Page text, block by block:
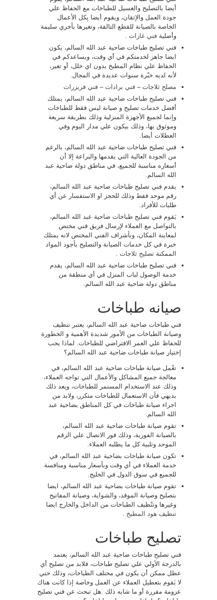
أيضا بالتصليح والغسيل للطباخات مع الحفاظ علي
جودة العمل والإتقان، ويقوم أيضا بِكل الأعمال
الخاصة بالصيانة للقطع التالفة، وتغيرها بأخري سليمة
وأصلية فني غازات .
فني تصليح طباخات ضاحية عبد الله السالم، يكون
ايضا جاهز لخدمتكم في أي وقت، ويساعدكم في
الحفاظ علي نظام المطبخ بدون اي خلل، أو تغير،
لأنه لديه خبْرة سنوات عديدة في المجال.
مصلح ثلاجات – فني برادات – فني فريزرات
فني تصليح طباخات ضاحية عبد الله السالم، يمتلك
أفضل خدمات تصليح و صيانة ليس فقط للطباخات
وإنما لجميع الأجهزة المنزلية وذلك بطريقة سريعة
وموثوق بها، وذلك بيكون علي مدار اليوم وفي
العطلات أيضا.
فني تصليح طباخات ضاحية عبد الله السالم، بالرغم
من الجودة العالية التي يقدمها والبراعة إلا أن
أسعاره مناسبة للجميع، في مناطق دولة ضاحية عبد
الله السالم.
يقدم فني تصليح طباخات ضاحية عبد الله السالم،
رقم موحد فقط وذلك للحجز او الاستفسار عن أي
طلبات للأفراد.
يَقوم فني تصليح طباخات ضاحية عبد الله السالم،
بالتواصل مع العملاء لإرسال فريق فني مختص
لمعاينة المكان، وبأشراف الفني المختص لانه يمتلك
خبرة في كل خدمات الصيانة والتصليح بأجود المواد
الممكنة تصليح ثلاجات .
فني تصليح طباخات ضاحية عبد الله السالم، يقدم
خدمة الوصول لباب المنزل في أي منطقة من
مناطق دولة ضاحية عبد الله السالم.
صيانه طباخات
فني طباخات ضاحية عبد الله السالم، يعتبر تنظيف
وصيانة الطباخات من الأمور شديدة الأهمية و الخطورة
للحفاظ علي العمر الافتراضي للطباخات. لماذا يجب
إختيار صيانة طباخات ضاحية عبد الله السالم؟
تعْمل صيانة طباخات ضاحية عبد الله السالم، في
معالجة جميع المشاكل والأعمال التي تواجه العملاء،
وذلك عند الاستخدام المستمر للطباخات، ويعد ذلك
بديهي فأن الاستعمال للطباخات متكرر، ولابد من
اجراء صيانة طباخات في كل المناطق بضاحية عبد
الله السالم.
تقوم صيانة طباخات ضاحية عبد الله السالم،
بالصيانة الفورية، وذلك فور الاتصال علي الرقم
الموحد وتلبية كل ما يطلبه العملاء.
تكون صيانة طباخات بضاحية عبد الله السالم، في
خدمة العملاء في أي وقت وبأسعار مناسبة ومنافسة
للجميع في سوق الدول في الخليج.
تقوم صيانة طباخات بضاحية عبد الله السالم، ايضا
بتصليح وصيانة الموقد، والشواية، وصيانة المفاتيح
وغيرها وتنْظيف الطباخات من الداخل والخارج ايضا
تنظيف هود المطبخ .
تصليح طباخات
فني تصليح طباخات ضاحية عبد الله السالم، يعتمد
بالدرجة الأولي علي تصليح طباخات، فلابد من تصليح أي
عطل ممكن أن يكون في مختلف الطباخات، وذلك حتي
لا يَقوم بتعطيل العملاء عن العمل وخاصة إذا كانت هناك
عزومة مقررة أو ما شابه ذلك .هل تبحث عن فني تصليح